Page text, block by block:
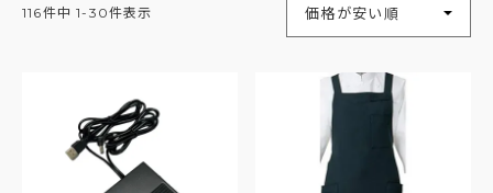
並び替え
価格が安い順
116件中 1- 30件表示